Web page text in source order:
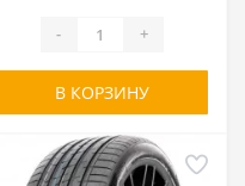
- +
В КОРЗИНУ